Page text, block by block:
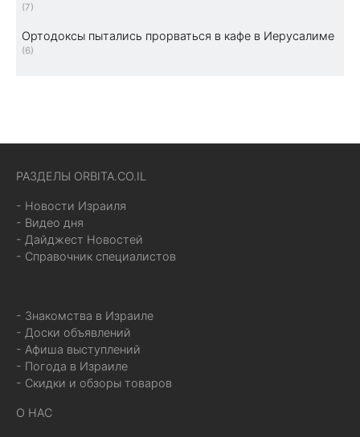
(7)
Ортодоксы пытались прорваться в кафе в Иерусалиме
(6)
РАЗДЕЛЫ ORBITA.CO.IL
- Новости Израиля
- Видео дня
- Дайджест Новостей
- Справочник специалистов
- Знакомства в Израиле
- Доски объявлений
- Афиша выступлений
- Погода в Израиле
- Скидки и обзоры товаров
О НАС